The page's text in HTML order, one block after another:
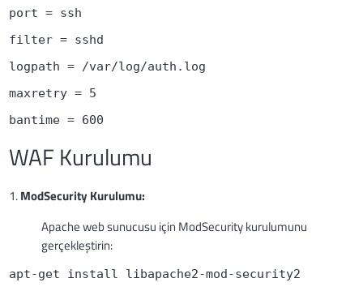
port = ssh
filter = sshd
logpath = /var/log/auth.log
maxretry = 5
bantime = 600
WAF Kurulumu
1.ModSecurity Kurulumu:
Apache web sunucusu için ModSecurity kurulumunu
gerçekleştirin:
apt-get install libapache2-mod-security2